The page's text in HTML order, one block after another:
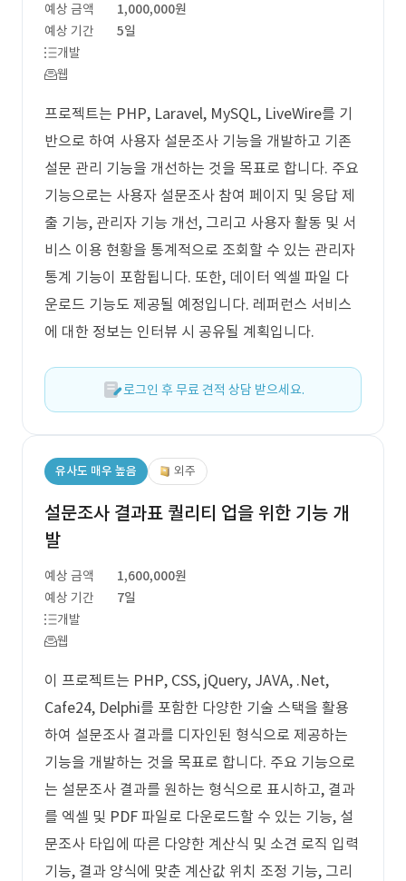
예상 금액
1,000,000원
예상 기간
5일
개발
웹
프로젝트는 PHP, Laravel, MySQL, LiveWire를 기
반으로 하여 사용자 설문조사 기능을 개발하고 기존
설문 관리 기능을 개선하는 것을 목표로 합니다. 주요
기능으로는 사용자 설문조사 참여 페이지 및 응답 제
출 기능, 관리자 기능 개선, 그리고 사용자 활동 및 서
비스 이용 현황을 통계적으로 조회할 수 있는 관리자
통계 기능이 포함됩니다. 또한, 데이터 엑셀 파일 다
운로드 기능도 제공될 예정입니다. 레퍼런스 서비스
에 대한 정보는 인터뷰 시 공유될 계획입니다.
로그인 후 무료 견적 상담 받으세요.
유사도 매우 높음 외주
설문조사 결과표 퀄리티 업을 위한 기능 개
발
예상 금액
1,600,000원
예상 기간
7일
개발
웹
이 프로젝트는 PHP, CSS, jQuery, JAVA, .Net,
Cafe24, Delphi를 포함한 다양한 기술 스택을 활용
하여 설문조사 결과를 디자인된 형식으로 제공하는
기능을 개발하는 것을 목표로 합니다. 주요 기능으로
는 설문조사 결과를 원하는 형식으로 표시하고, 결과
를 엑셀 및 PDF 파일로 다운로드할 수 있는 기능, 설
문조사 타입에 따른 다양한 계산식 및 소견 로직 입력
기능, 결과 양식에 맞춘 계산값 위치 조정 기능, 그리